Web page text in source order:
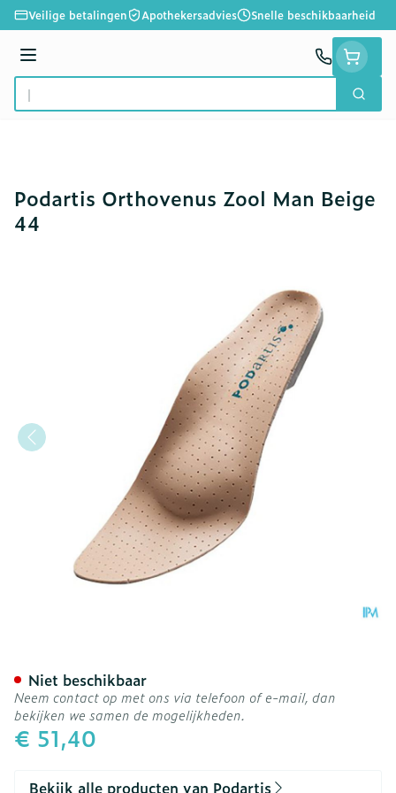
Ga naar de inhoud
Veilige betalingen Apothekersadvies Snelle beschikbaarheid
Menu
Product, merk, categorie...
Zoek
Podartis Orthovenus Zool Man Beige
44
€ 51,40
Niet beschikbaar
Neem contact op met ons via telefoon of e-mail, dan
bekijken we samen de mogelijkheden.
Bekijk alle producten van Podartis